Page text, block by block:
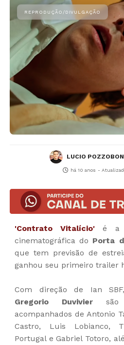
LUCIO POZZOBON
há 10 anos -
'Contrato Vitalício'
é a
cinematográfica do Porta
que tem previsão de
ganhou seu primeiro trailer
Com direção de Ian
Gregorio Duviviersão
acompanhados de Antonio
Castro, Luis Lobianco,
Portugal e Gabriel Totoro,